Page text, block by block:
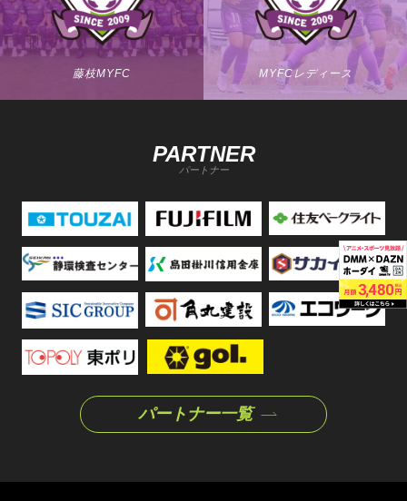
藤枝MYFC MYFCレディース
PARTNER
パートナー
パートナー一覧